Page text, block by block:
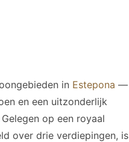
in Estepona —
en een uitzonderlijk
op een royaal
over drie verdiepingen, is